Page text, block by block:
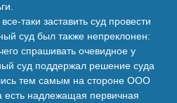
таки заставить суд провести
суд был также непреклонен:
спрашивать очевидное у
суд поддержал решение суда
тем самым на стороне ООО
есть надлежащая первичная